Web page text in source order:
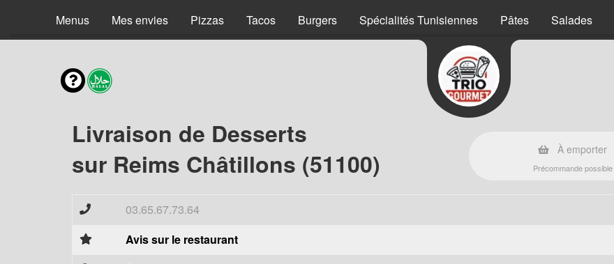
Menus Mes envies Pizzas Tacos Burgers Spécialités Tunisiennes Pâtes Salades
Livraison de Desserts
sur Reims Châtillons (51100)
À emporter
Précommande possible
03.65.67.73.64
Avis sur le restaurant